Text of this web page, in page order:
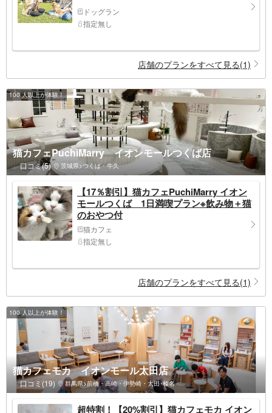
ドッグラン
指定無し
店舗のプランをすべて見る(1)
100 人以上が体験！
猫カフェPuchiMarry イオンモールつくば店
口コミ(5) 茨城県>つくば・牛久
【17％割引】猫カフェPuchiMarry イオン
モールつくば 1日満喫プラン※飲み物＋猫
のおやつ付
猫カフェ
指定無し
店舗のプランをすべて見る(1)
100 人以上が体験！
猫カフェモカ イオンモール太田店
口コミ(19) 群馬県>前橋・高崎・伊勢崎・太田･榛名
超特割！【20%割引】猫カフェモカ イオン